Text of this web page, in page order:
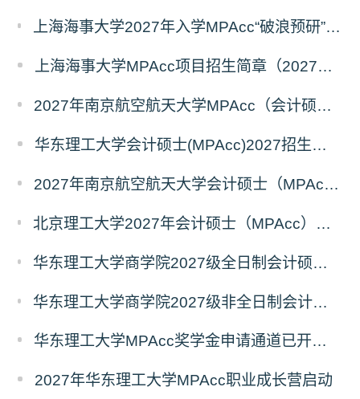
上海海事大学2027年入学MPAcc“破浪预研”系列招生宣讲活动正式发布
上海海事大学MPAcc项目招生简章（2027年）
2027年南京航空航天大学MPAcc（会计硕士）招生简章
华东理工大学会计硕士(MPAcc)2027招生宣传册
2027年南京航空航天大学会计硕士（MPAcc非全日制）招生简章
北京理工大学2027年会计硕士（MPAcc）招生说明（专业代码：125300）
华东理工大学商学院2027级全日制会计硕士（MPAcc）奖助学金方案
华东理工大学商学院2027级非全日制会计硕士（MPAcc）奖学金方案
华东理工大学MPAcc奖学金申请通道已开启，抢先占位！
2027年华东理工大学MPAcc职业成长营启动